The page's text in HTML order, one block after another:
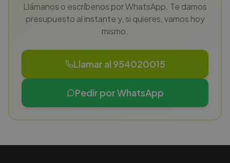
Llámanos o escríbenos por WhatsApp. Te damos
presupuesto al instante y, si quieres, vamos hoy
mismo.
Llamar al 954020015
Pedir por WhatsApp